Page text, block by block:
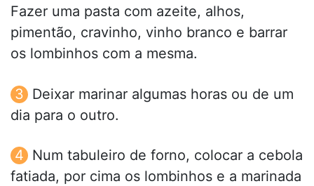
Fazer uma pasta com azeite, alhos,
pimentão, cravinho, vinho branco e barrar
os lombinhos com a mesma.
Deixar marinar algumas horas ou de um
dia para o outro.
Num tabuleiro de forno, colocar a cebola
fatiada, por cima os lombinhos e a marinada